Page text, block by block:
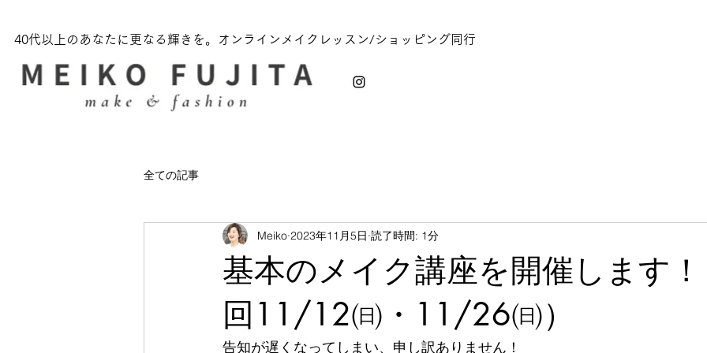
​40代以上のあなたに更なる輝きを。オンラインメイクレッスン/ショッピング同行
全ての記事
基本のメイク講座を開催します
回11/12㈰・11/26㈰）
Meiko 2023年11月5日 読了時間: 1分
告知が遅くなってしまい、申し訳ありません！